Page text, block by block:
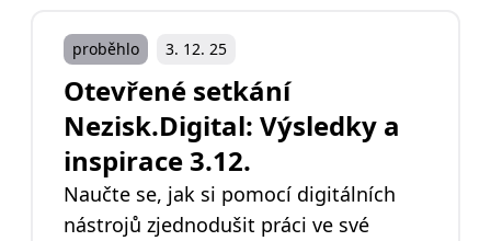
proběhlo 3. 12. 25
Otevřené setkání
Nezisk.Digital: Výsledky a
inspirace 3.12.
Naučte se, jak si pomocí digitálních
nástrojů zjednodušit práci ve své